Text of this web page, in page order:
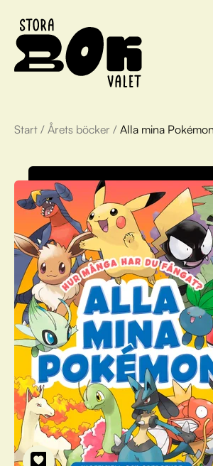
Start / Årets böcker / Alla mina